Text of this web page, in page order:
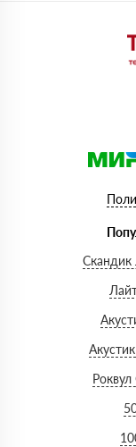
Скандик